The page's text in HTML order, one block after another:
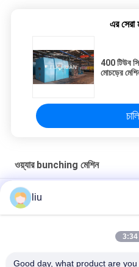
এর সেরা
400 টিউব
মোচড়ের
ওয়্যার bunching মেশিন
Φ1.0 - 12.0 মিমি বাইরের ডায়া জন্য দ্রুত
তামার তারের কোর তারের জন্য ডাবল টুইস্ট
Φ0.40-φ6 বর্গ মিটার ক্রস সেকশন এলাকা
liu
3:34
Good day, what product are